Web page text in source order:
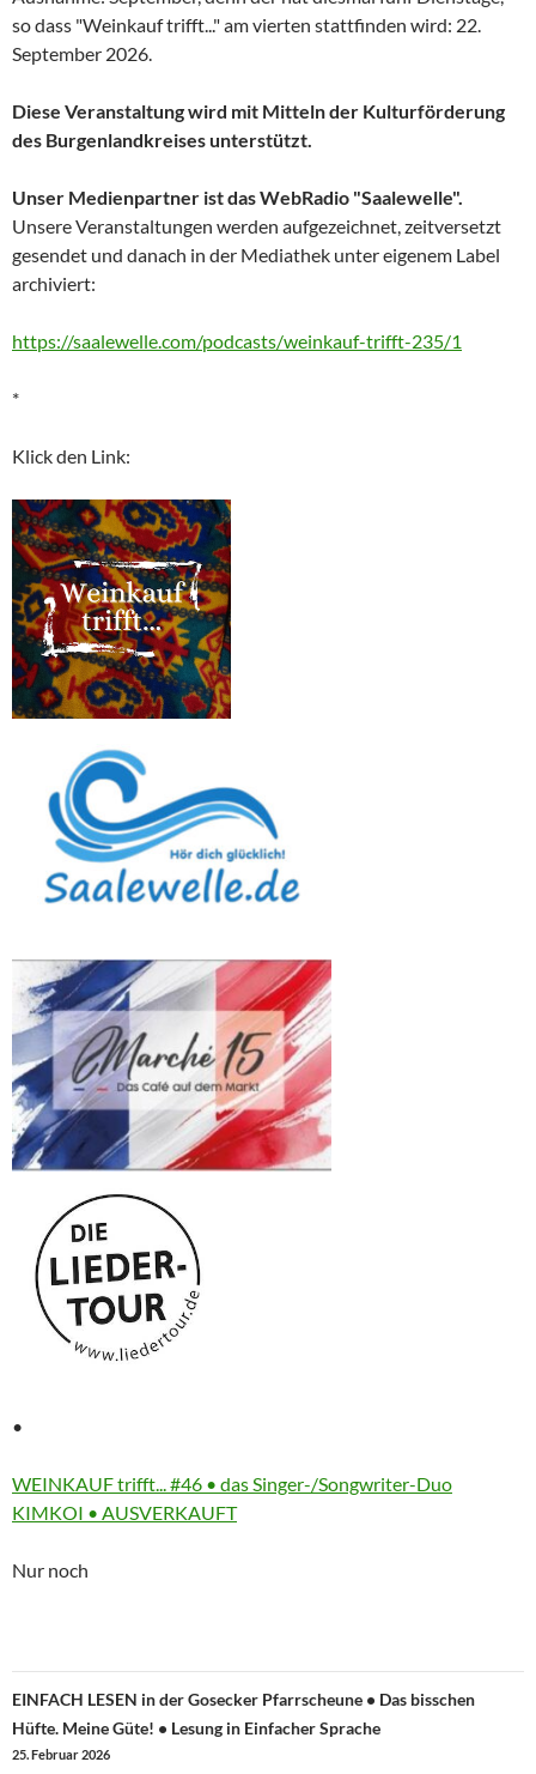
so dass "Weinkauf trifft..." am vierten stattfinden wird: 22.
September 2026.
Diese Veranstaltung wird mit Mitteln der Kulturförderung
des Burgenlandkreises unterstützt.
Unser Medienpartner ist das WebRadio "Saalewelle".
Unsere Veranstaltungen werden aufgezeichnet, zeitversetzt
gesendet und danach in der Mediathek unter eigenem Label
archiviert:
https://saalewelle.com/podcasts/weinkauf-trifft-235/1
*
Klick den Link:
•
More
information
WEINKAUF trifft... #46 • das Singer-/Songwriter-Duo
KIMKOI • AUSVERKAUFT
Nur noch
Beitragsnavigation
EINFACH LESEN in der Gosecker Pfarrscheune • Das bisschen
Hüfte. Meine Güte! • Lesung in Einfacher Sprache
25. Februar 2026